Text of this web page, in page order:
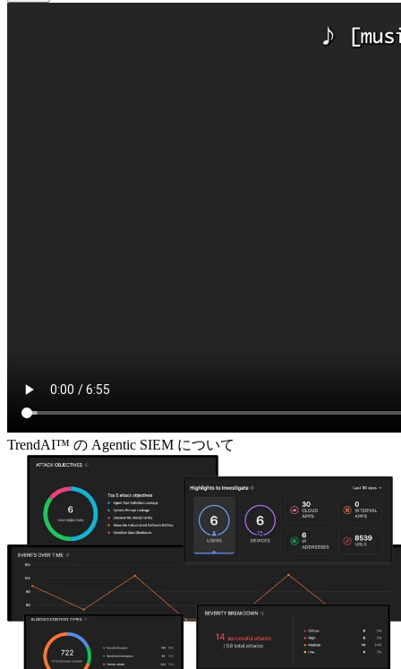
TrendAI™ の Agentic SIEM について